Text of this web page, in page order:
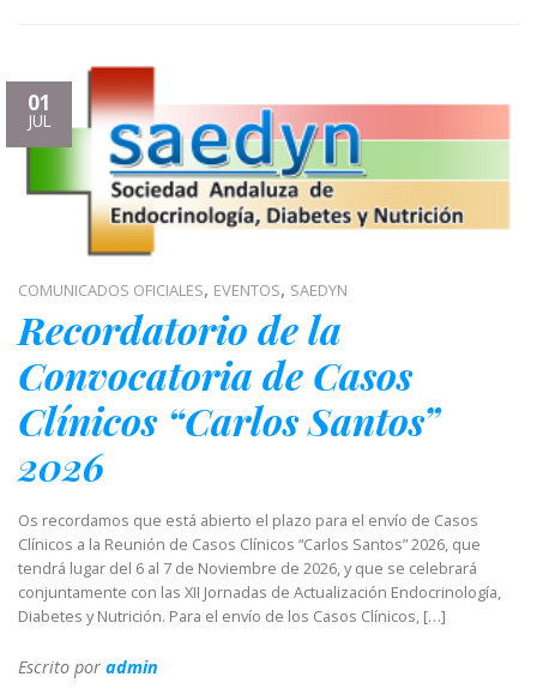
01
JUL
COMUNICADOS OFICIALES, EVENTOS, SAEDYN
Recordatorio de la
Convocatoria de Casos
Clínicos “Carlos Santos”
2026
Os recordamos que está abierto el plazo para el envío de Casos
Clínicos a la Reunión de Casos Clínicos “Carlos Santos” 2026, que
tendrá lugar del 6 al 7 de Noviembre de 2026, y que se celebrará
conjuntamente con las XII Jornadas de Actualización Endocrinología,
Diabetes y Nutrición. Para el envío de los Casos Clínicos, […]
Escrito por admin